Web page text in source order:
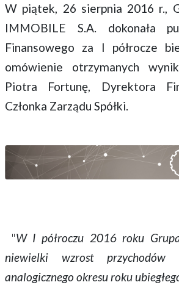
W piątek, 26 sierpnia 2016 r.,
IMMOBILE S.A. dokonała
Finansowego za I półrocze
omówienie otrzymanych
Piotra Fortunę, Dyrektora
Członka Zarządu Spółki.
"W I półroczu 2016 roku
niewielki wzrost
analogicznego okresu roku